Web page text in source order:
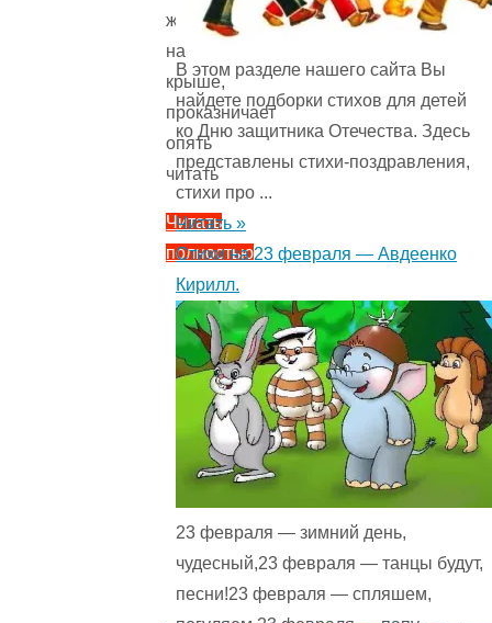
живет
на
крыше,
проказничает
опять
читать
Читать
полностью
"Карлсон,
который
живет
на
крыше,
проказничает
опять.
4.2
(21)"
В этом разделе нашего сайта Вы
найдете подборки стихов для детей
ко Дню защитника Отечества. Здесь
представлены стихи-поздравления,
стихи про ...
Читать »
Стихи на 23 февраля — Авдеенко
Кирилл.
23 февраля — зимний день,
чудесный,23 февраля — танцы будут,
песни!23 февраля — спляшем,